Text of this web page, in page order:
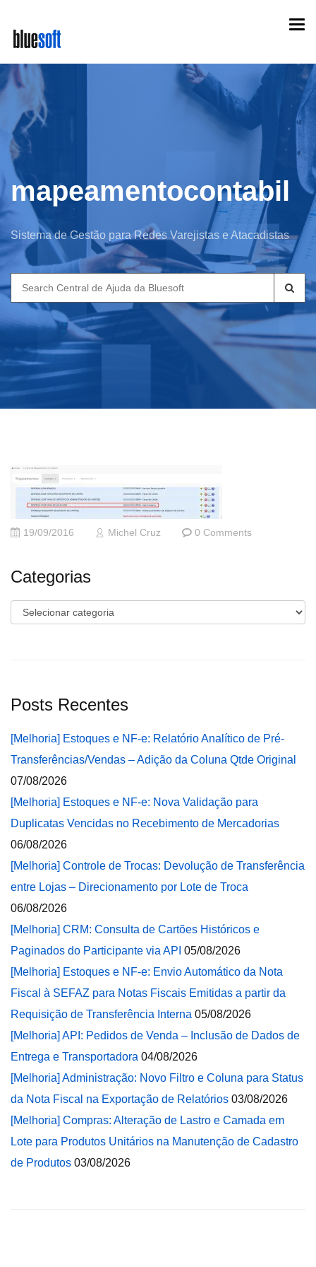
main
content
mapeamentocontabil
Sistema de Gestão para Redes Varejistas e Atacadistas
Search
for:
19/09/2016 Michel Cruz 0 Comments
Categorias
Categorias
Posts Recentes
[Melhoria] Estoques e NF-e: Relatório Analítico de Pré-
Transferências/Vendas – Adição da Coluna Qtde Original
07/08/2026
[Melhoria] Estoques e NF-e: Nova Validação para
Duplicatas Vencidas no Recebimento de Mercadorias
06/08/2026
[Melhoria] Controle de Trocas: Devolução de Transferência
entre Lojas – Direcionamento por Lote de Troca
06/08/2026
[Melhoria] CRM: Consulta de Cartões Históricos e
Paginados do Participante via API 05/08/2026
[Melhoria] Estoques e NF-e: Envio Automático da Nota
Fiscal à SEFAZ para Notas Fiscais Emitidas a partir da
Requisição de Transferência Interna 05/08/2026
[Melhoria] API: Pedidos de Venda – Inclusão de Dados de
Entrega e Transportadora 04/08/2026
[Melhoria] Administração: Novo Filtro e Coluna para Status
da Nota Fiscal na Exportação de Relatórios 03/08/2026
[Melhoria] Compras: Alteração de Lastro e Camada em
Lote para Produtos Unitários na Manutenção de Cadastro
de Produtos 03/08/2026